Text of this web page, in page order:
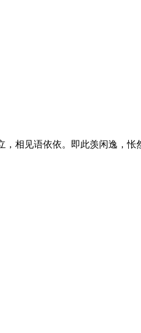
相见语依依。即此羡闲逸，怅